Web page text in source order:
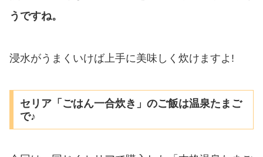
うですね。
浸水がうまくいけば上手に美味しく炊けますよ!
セリア「ごはん一合炊き」のご飯は温泉たまご
で♪